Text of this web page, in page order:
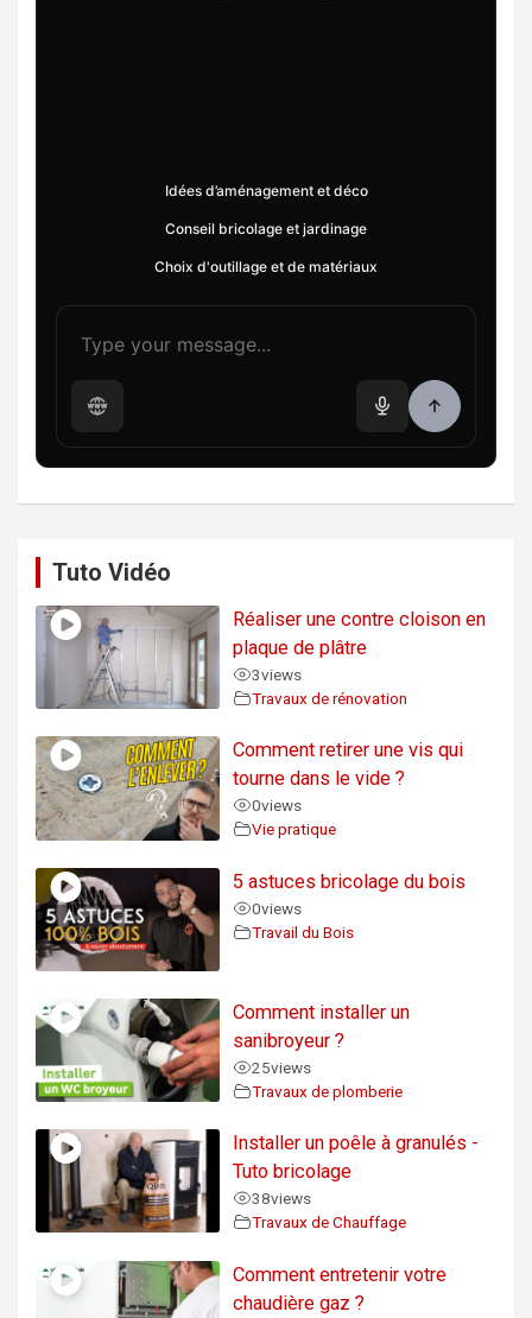
Idées d’aménagement et déco
Conseil bricolage et jardinage
Choix d'outillage et de matériaux
Tuto Vidéo
Réaliser une contre cloison en
plaque de plâtre
3views
Travaux de rénovation
Comment retirer une vis qui
tourne dans le vide ?
0views
Vie pratique
5 astuces bricolage du bois
0views
Travail du Bois
Comment installer un
sanibroyeur ?
25views
Travaux de plomberie
Installer un poêle à granulés -
Tuto bricolage
38views
Travaux de Chauffage
Comment entretenir votre
chaudière gaz ?